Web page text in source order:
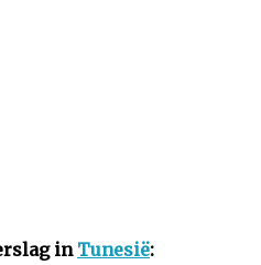
in Tunesië: